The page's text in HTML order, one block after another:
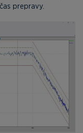
prepravy.